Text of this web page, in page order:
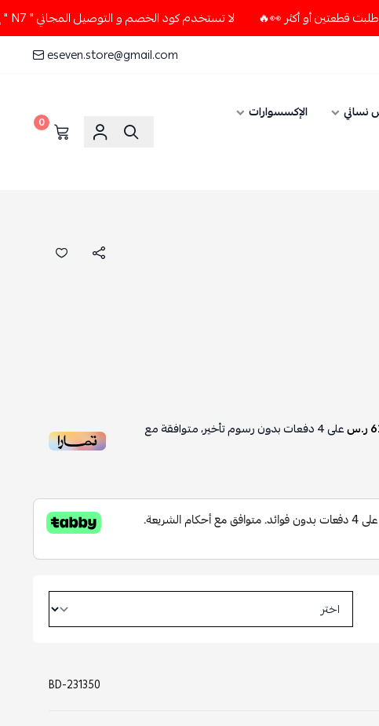
لا تستخدم كود الخصم و التوصيل المجاني " N7 " إلا إذا طلبت قطعتين أو أكثر 👀🔥
eseven.store@gmail.com
نسائي
الإكسسوارات
0
على4دفعات بدون رسوم تأخير، متوافقة مع
BD-231350